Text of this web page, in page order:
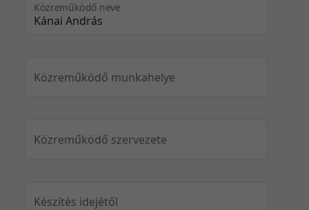
Közreműködő neve
Közreműködő munkahelye
Közreműködő szervezete
Készítés idejétől